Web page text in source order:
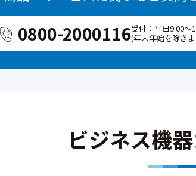
0800-2000116受付：平日9:00～
(年末年始を除き
ビジネス機